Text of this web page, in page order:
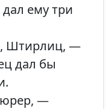
ему три
Штирлиц, —
дал бы
—